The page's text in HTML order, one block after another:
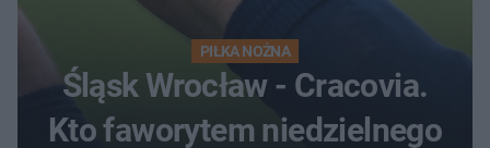
PIŁKA NOŻNA
Śląsk Wrocław - Cracovia.
Kto faworytem niedzielnego